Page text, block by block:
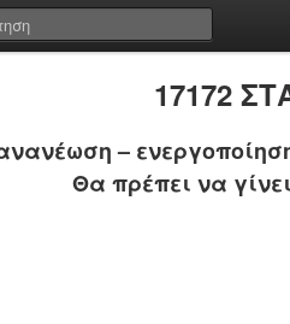
17172
–
Θα πρέπει να